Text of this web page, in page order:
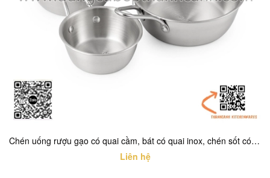
Chén uống rượu gạo có quai cầm, bát có quai inox, chén sốt có quai INOX TRẮNG
Liên hệ